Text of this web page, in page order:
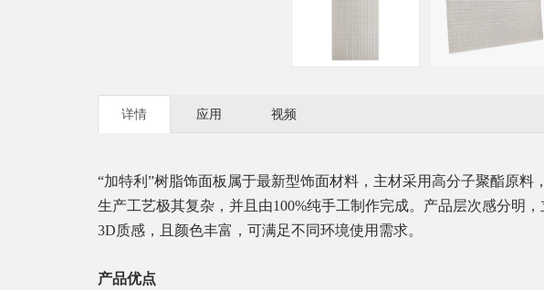
详情 应用 视频
“加特利”树脂饰面板属于最新型饰面材料，主材采用高分子聚酯原料
生产工艺极其复杂，并且由100%纯手工制作完成。产品层次感分明
3D质感，且颜色丰富，可满足不同环境使用需求。
产品优点